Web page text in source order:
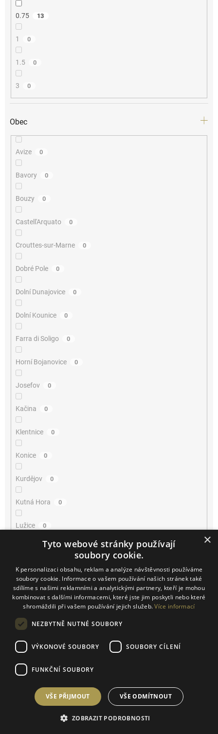
0.75 13
1 0
1.5 0
3 0
Obec
Avize 0
Bavory 0
Bouzy 0
Castell'Arquato 0
Crouttes-sur-Marne 0
Dobré Pole 0
Dolní Dunajovice 0
Dolní Kounice 0
Farra di Soligo 0
Horní Bojanovice 0
Josefov 0
Kačina 0
Klentnice 0
Konice 0
Kurdějov 0
Kutná Hora 0
Lužice 0
0
Mikulov 5
Miroslav 0
Němčičky
Novosedly
Novosedly na Moravě 0
Olbrahomice 0
×
Tyto webové stránky používají
soubory cookie.
K personalizaci obsahu, reklam a analýze návštěvnosti používáme
soubory cookie. Informace o vašem používání našich stránek také
sdílíme s našimi reklamními a analytickými partnery, kteří je mohou
kombinovat s dalšími informacemi, které jste jim poskytli nebo které
shromáždili při vašem používání jejich služeb.Více informací
NEZBYTNĚ NUTNÉ SOUBORY
VÝKONOVÉ SOUBORY SOUBORY CÍLENÍ
FUNKČNÍ SOUBORY
VŠE PŘIJMOUT VŠE ODMÍTNOUT
ZOBRAZIT PODROBNOSTI